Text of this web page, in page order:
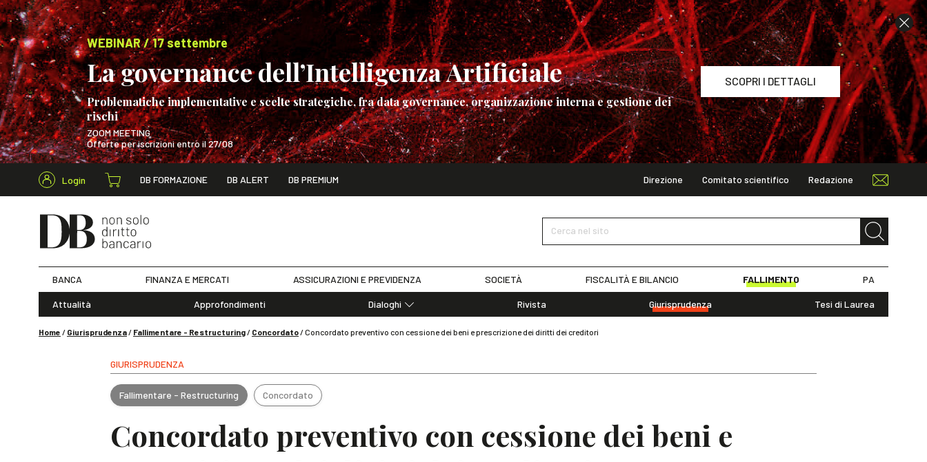
WEBINAR / 17 settembre
La governance dell’Intelligenza Artificiale
Problematiche implementative e scelte strategiche, fra data governance, organizzazione interna e gestione dei
rischi
ZOOM MEETING
Offerte per iscrizioni entro il 27/08
SCOPRI I DETTAGLI
WEBINAR / 17 settembre
Login DB FORMAZIONE DB ALERT DB PREMIUM Direzione Comitato scientifico Redazione
Cerca nel sito
Cerca nel sito
BANCA FINANZA E MERCATI ASSICURAZIONI E PREVIDENZA SOCIETÀ FISCALITÀ E BILANCIO FALLIMENTO PA
Attualità Approfondimenti
Dialoghi
Rivista Giurisprudenza Tesi di Laurea
Home / Giurisprudenza/ Fallimentare - Restructuring/ Concordato/Concordato preventivo con cessione dei beni e prescrizione dei diritti dei creditori
GIURISPRUDENZA
Fallimentare - Restructuring Concordato
Concordato preventivo con cessione dei beni e